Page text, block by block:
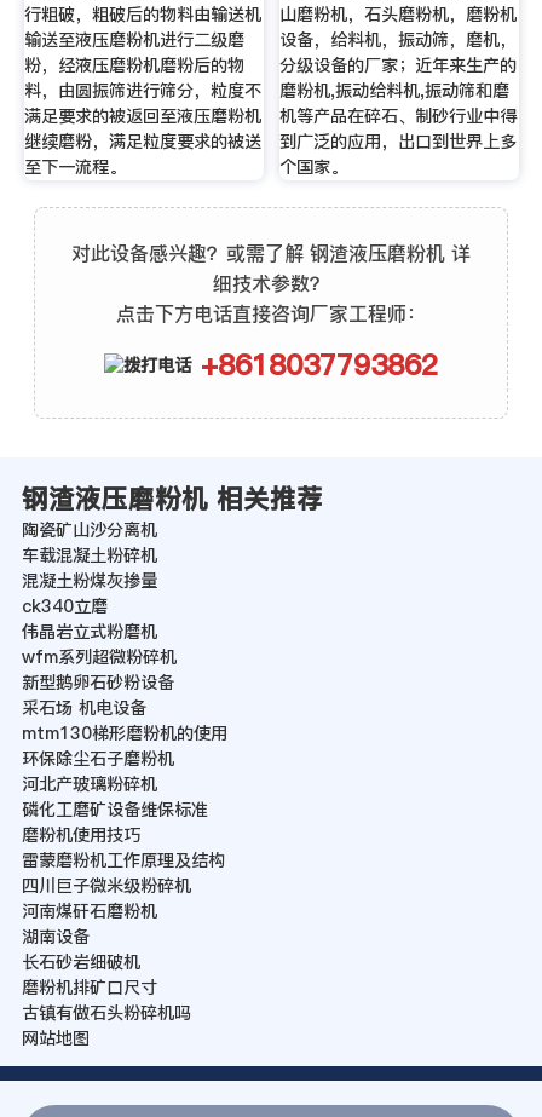
行粗破，粗破后的物料由输送机
输送至液压磨粉机进行二级磨
粉，经液压磨粉机磨粉后的物
料，由圆振筛进行筛分，粒度不
满足要求的被返回至液压磨粉机
继续磨粉，满足粒度要求的被送
至下一流程。
山磨粉机，石头磨粉机，磨粉机
设备，给料机，振动筛，磨机，
分级设备的厂家；近年来生产的
磨粉机,振动给料机,振动筛和磨
机等产品在碎石、制砂行业中得
到广泛的应用，出口到世界上多
个国家。
对此设备感兴趣？或需了解 钢渣液压磨粉机 详
细技术参数？
点击下方电话直接咨询厂家工程师：
+8618037793862
钢渣液压磨粉机 相关推荐
陶瓷矿山沙分离机
车载混凝土粉碎机
混凝土粉煤灰掺量
ck340立磨
伟晶岩立式粉磨机
wfm系列超微粉碎机
新型鹅卵石砂粉设备
采石场 机电设备
mtm130梯形磨粉机的使用
环保除尘石子磨粉机
河北产玻璃粉碎机
磷化工磨矿设备维保标准
磨粉机使用技巧
雷蒙磨粉机工作原理及结构
四川巨子微米级粉碎机
河南煤矸石磨粉机
湖南设备
长石砂岩细破机
磨粉机排矿口尺寸
古镇有做石头粉碎机吗
网站地图